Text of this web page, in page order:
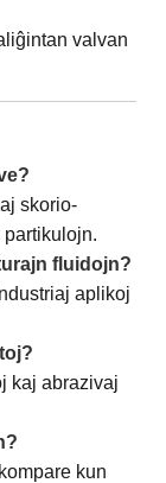
valvan
skorio-
fluidojn?
aplikoj
kaj abrazivaj
kun